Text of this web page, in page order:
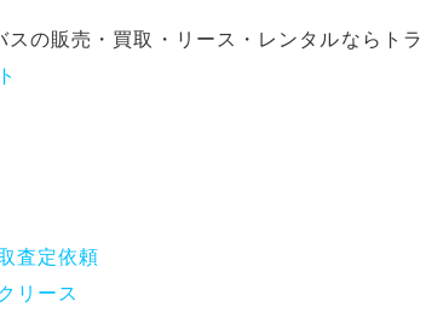
の販売・買取・リース・レンタルならトラ
査定依頼
リース